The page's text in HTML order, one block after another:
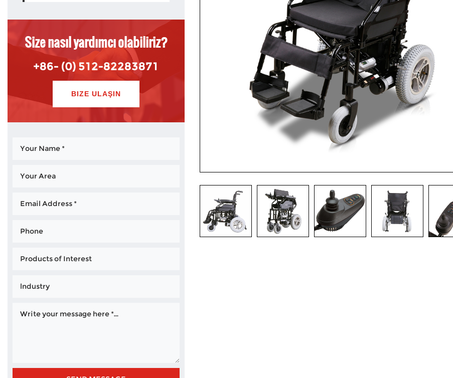
Size nasıl yardımcı olabiliriz?
+86- (0) 512-82283871
BIZE ULAŞIN